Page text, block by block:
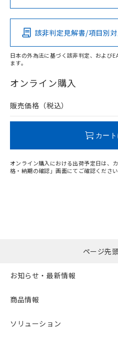
Pb Hg
O
在庫等で未対応品が混在する
問い合わせください。
この製品
その他の認証はこちら
該非判定見解書/項目別
日本の外為法に基づく該非判定、および
ます。
オンライン購入
販売価格（税込）
カー
オンライン購入における出荷予定日は、
格・納期の確認」画面にてご確認ください
ページ先
お知らせ・最新情報
商品情報
ソリューション